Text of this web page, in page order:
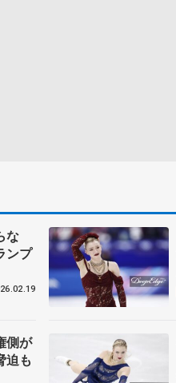
な
ンプ
側が
迫も